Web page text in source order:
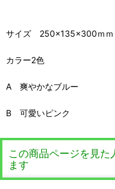
サイズ 250×135×300ｍｍ
カラー2色
A 爽やかなブルー
B 可愛いピンク
この商品ページを見た
ます